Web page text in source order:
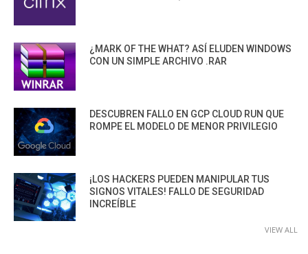
¿MARK OF THE WHAT? ASÍ ELUDEN WINDOWS
CON UN SIMPLE ARCHIVO .RAR
DESCUBREN FALLO EN GCP CLOUD RUN QUE
ROMPE EL MODELO DE MENOR PRIVILEGIO
¡LOS HACKERS PUEDEN MANIPULAR TUS
SIGNOS VITALES! FALLO DE SEGURIDAD
INCREÍBLE
VIEW ALL